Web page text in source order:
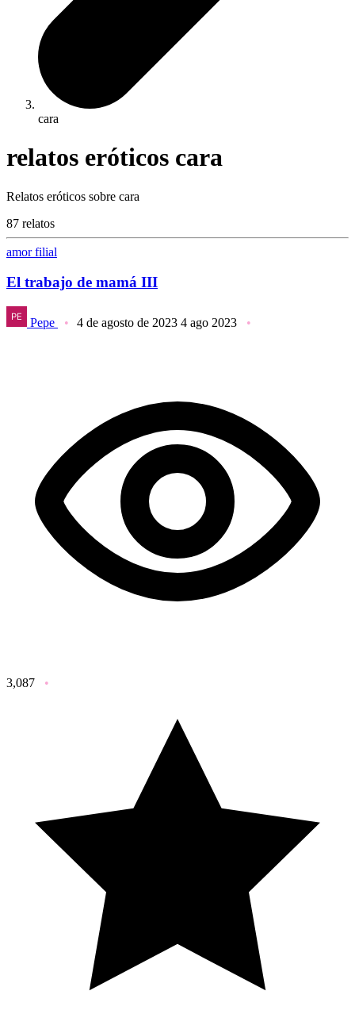
cara
relatos eróticos cara
Relatos eróticos sobre cara
87 relatos
amor filial
El trabajo de mamá III
Pepe 4 de agosto de 2023 4 ago 2023
3,087